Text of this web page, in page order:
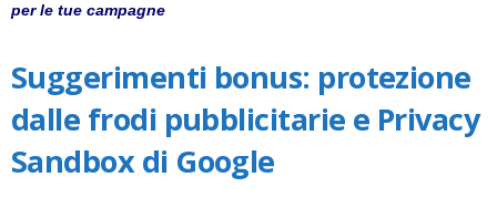
per le tue campagne
Suggerimenti bonus: protezione
dalle frodi pubblicitarie e Privacy
Sandbox di Google